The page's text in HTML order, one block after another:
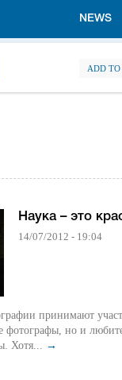
NEWS
ADD TO
Наука – это
14/07/2012 - 19:04
принимают
фотографы, но и
Хотя... →